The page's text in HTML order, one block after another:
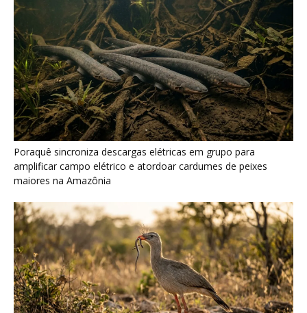
Seriema combina corridas em alta velocidade e arremessos
contra rochas para imobilizar serpentes peçonhentas no
cerrado